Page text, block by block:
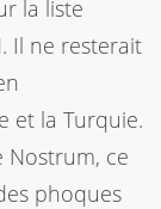
la liste
Il ne resterait
et la Turquie.
Nostrum, ce
phoques